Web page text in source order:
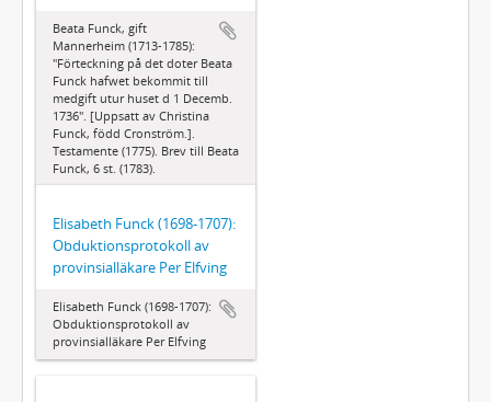
Beata Funck, gift
Mannerheim (1713-1785):
"Förteckning på det doter Beata
Funck hafwet bekommit till
medgift utur huset d 1 Decemb.
1736". [Uppsatt av Christina
Funck, född Cronström.].
Testamente (1775). Brev till Beata
Funck, 6 st. (1783).
Elisabeth Funck (1698-1707):
Obduktionsprotokoll av
provinsialläkare Per Elfving
Elisabeth Funck (1698-1707):
Obduktionsprotokoll av
provinsialläkare Per Elfving